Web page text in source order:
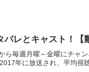
レとキャスト！【
ら毎週月曜～金曜にチャ
年に放送され、平均視